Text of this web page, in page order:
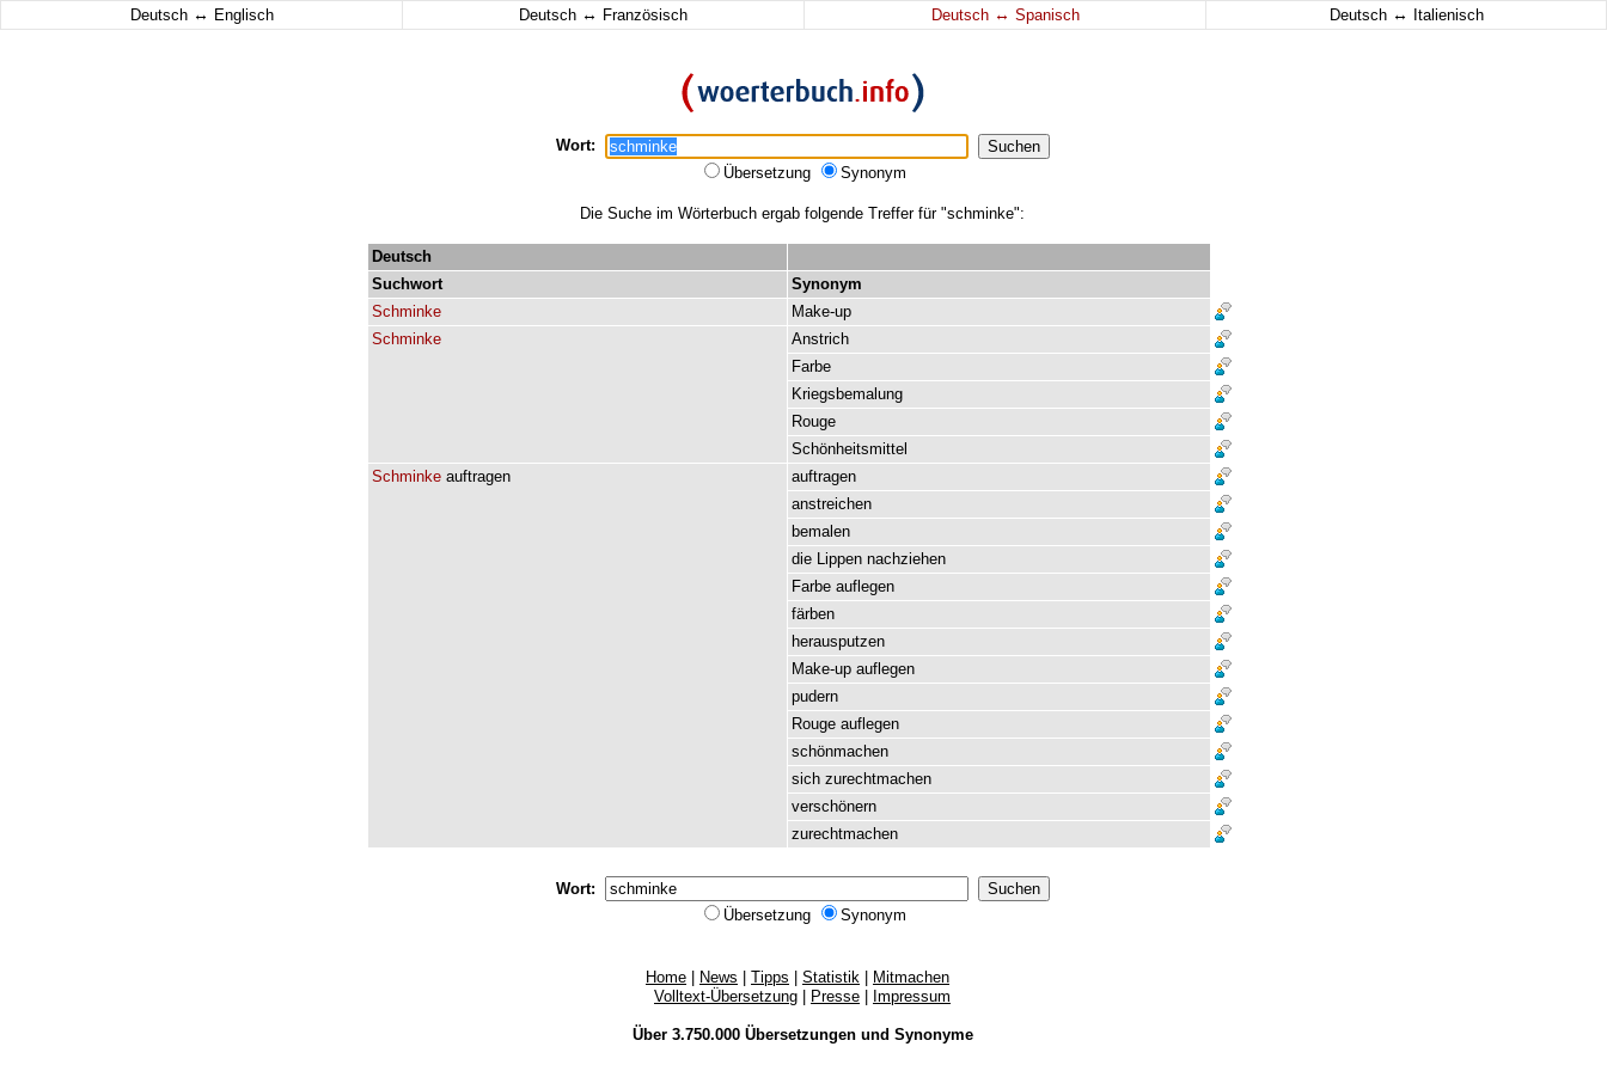
Deutsch ↔ Englisch Deutsch ↔ Französisch Deutsch ↔ Spanisch Deutsch ↔ Italienisch
Wort:
Übersetzung
Synonym
Die Suche im Wörterbuch ergab folgende Treffer für "schminke":
Deutsch
Suchwort
Synonym
Schminke
Make-up
Schminke
Anstrich
Farbe
Kriegsbemalung
Rouge
Schönheitsmittel
Schminke auftragen
auftragen
anstreichen
bemalen
die Lippen nachziehen
Farbe auflegen
färben
herausputzen
Make-up auflegen
pudern
Rouge auflegen
schönmachen
sich zurechtmachen
verschönern
zurechtmachen
Wort:
Übersetzung
Synonym
Home News Tipps Statistik
Mitmachen
Volltext-Übersetzung
Presse Impressum
Über 3.750.000 Übersetzungenund Synonyme